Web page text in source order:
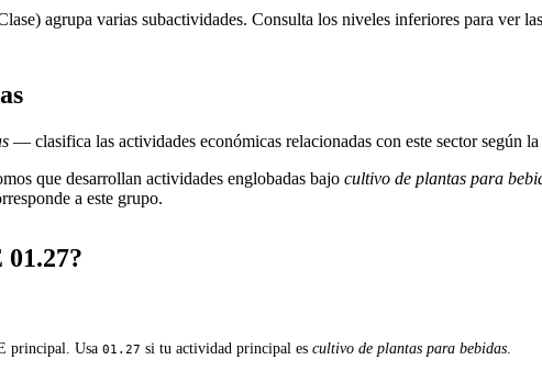
agrupa varias subactividades. Consulta los niveles inferiores para ver
— clasifica las actividades económicas relacionadas con este sector según
que desarrollan actividades englobadas bajo cultivo de plantas para
a este grupo.
01.27?
principal. Usa 01.27 si tu actividad principal es cultivo de plantas para bebidas.